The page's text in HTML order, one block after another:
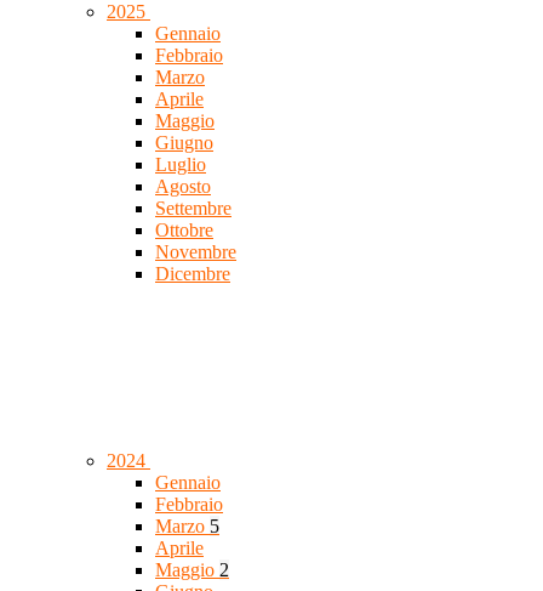
2025
Gennaio
Febbraio
Marzo
Aprile
Maggio
Giugno
Luglio
Agosto
Settembre
Ottobre
Novembre
Dicembre
2024
Gennaio
Febbraio
Marzo 5
Aprile
Maggio 2